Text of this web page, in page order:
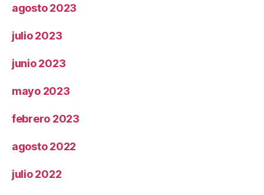
agosto 2023
julio 2023
junio 2023
mayo 2023
febrero 2023
agosto 2022
julio 2022